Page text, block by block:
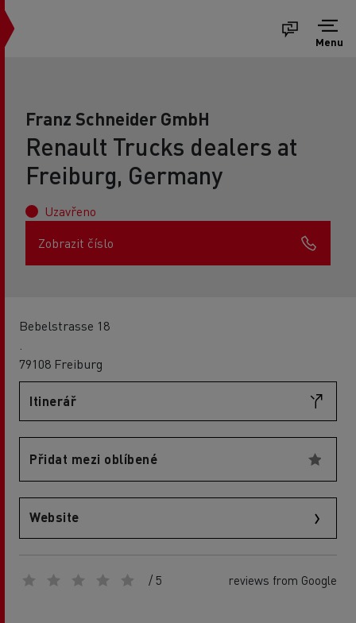
Menu
Franz Schneider GmbH
Renault Trucks dealers at
Freiburg, Germany
Uzavřeno
Zobrazit číslo
Bebelstrasse 18
79108 Freiburg
Itinerář
Přidat mezi oblíbené
Website
/ 5 reviews from Google